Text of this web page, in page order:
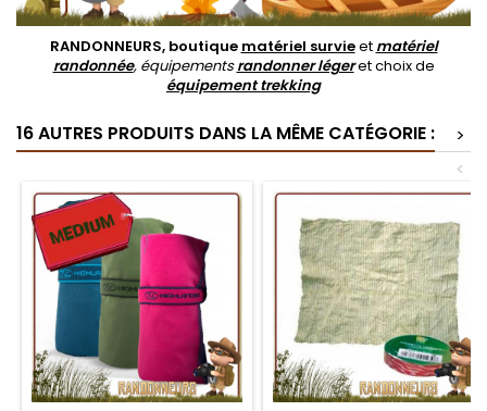
RANDONNEURS, boutique matériel survieet matériel
randonnée, équipementsrandonner légeret choix de
équipement trekking
16 AUTRES PRODUITS DANS LA MÊME CATÉGORIE :
>
<